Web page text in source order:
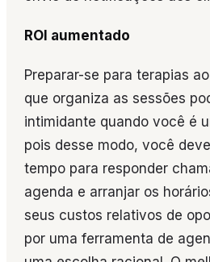
ROI aumentado
Preparar-se para terapias
que organiza as sessões
intimidante quando você é
pois desse modo, você
tempo para responder
agenda e arranjar os
seus custos relativos de
por uma ferramenta de